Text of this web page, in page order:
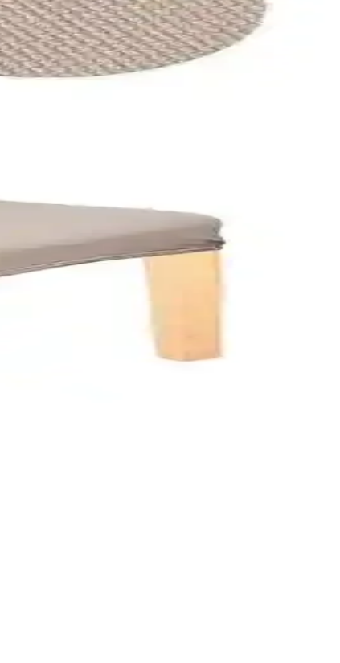
Detaylar burada.
özelliğiyle pratiklik sağlar.
özelliğiyle pratiklik sunar.
yardımcı oluyor.
ilgili önemli detaylar içerir.